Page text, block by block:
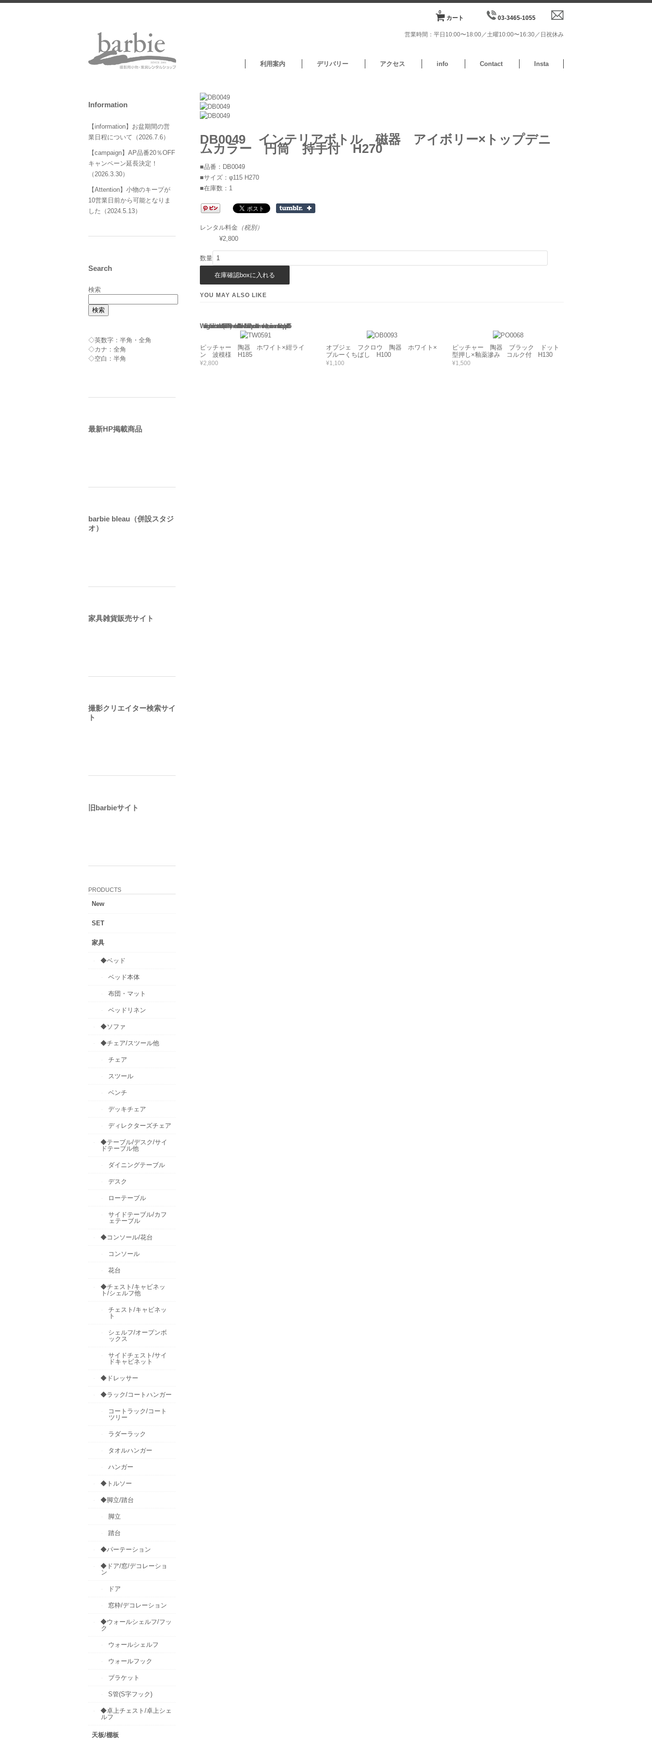
カート
0
03-3465-1055
営業時間：平日10:00〜18:00／土曜10:00〜16:30／日祝休み
利用案内 デリバリー アクセス info Contact Insta
DB0049 インテリアボトル 磁器 アイボリー×トップデニ
ムカラー 円筒 持手付 H270
■品番：DB0049
■サイズ：φ115 H270
■在庫数：1
レンタル料金 （税別）
¥2,800
数量
YOU MAY ALSO LIKE
Warning: Use of undefined constant rand - assumed 'rand' (this will throw an Error in a future version of PHP) in/home/users/2/barbie/web/barbie2/wp-content/themes/welcart_minimum/functions.php135
ピッチャー 陶器 ホワイト×紺ライ
ン 波模様 H185
¥2,800
オブジェ フクロウ 陶器 ホワイト×
ブルーくちばし H100
¥1,100
ピッチャー 陶器 ブラック ドット
型押し×釉薬滲み コルク付 H130
¥1,500
Information
【information】お盆期間の営
業日程について（2026.7.6）
【campaign】AP品番20％OFF
キャンペーン延長決定！
（2026.3.30）
【Attention】小物のキープが
10営業日前から可能となりま
した（2024.5.13）
Search
検索
検索
◇英数字：半角・全角
◇カナ：全角
◇空白：半角
最新HP掲載商品
barbie bleau（併設スタジ
オ）
家具雑貨販売サイト
撮影クリエイター検索サイ
ト
旧barbieサイト
PRODUCTS
New
SET
家具
◆ベッド
ベッド本体
布団・マット
ベッドリネン
◆ソファ
◆チェア/スツール他
チェア
スツール
ベンチ
デッキチェア
ディレクターズチェア
◆テーブル/デスク/サイ
ドテーブル他
ダイニングテーブル
デスク
ローテーブル
サイドテーブル/カフ
ェテーブル
◆コンソール/花台
コンソール
花台
◆チェスト/キャビネッ
ト/シェルフ他
チェスト/キャビネッ
ト
シェルフ/オープンボ
ックス
サイドチェスト/サイ
ドキャビネット
◆ドレッサー
◆ラック/コートハンガー
コートラック/コート
ツリー
ラダーラック
タオルハンガー
ハンガー
◆トルソー
◆脚立/踏台
脚立
踏台
◆パーテーション
◆ドア/窓/デコレーショ
ン
ドア
窓枠/デコレーション
◆ウォールシェルフ/フッ
ク
ウォールシェルフ
ウォールフック
ブラケット
S管(S字フック)
◆卓上チェスト/卓上シェ
ルフ
天板/棚板